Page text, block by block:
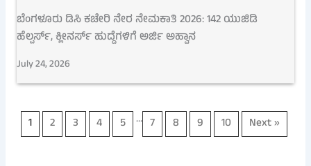
ಬೆಂಗಳೂರು ಡಿಸಿ ಕಚೇರಿ ನೇರ ನೇಮಕಾತಿ 2026: 142 ಯುಜಿಡಿ
ಹೆಲ್ಪರ್ಸ್, ಕ್ಲೀನರ್ಸ್ ಹುದ್ದೆಗಳಿಗೆ ಅರ್ಜಿ ಅಹ್ವಾನ
July 24, 2026
1 2 3 4 5 … 7 8 9 10 Next »